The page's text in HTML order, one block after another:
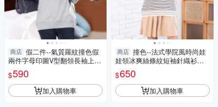
商店 假二件--氣質羅紋撞色假
兩件字母印圖V型翻領長袖上衣
(淺灰.深灰L-3L)-X422眼圈熊中
大尺碼
$590
加入購物車
商店 撞色--法式學院風時尚娃
娃領冰爽絲條紋短袖針織衫上
衣(黑.杏L-3L)-U821眼圈熊中大
尺碼
$650
加入購物車